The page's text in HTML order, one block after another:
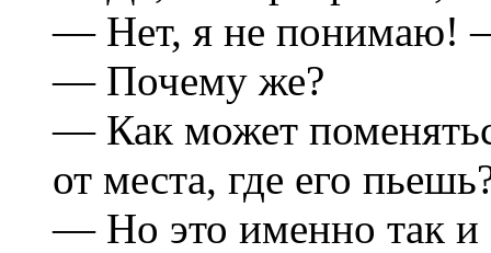
— Нет, я не понимаю!
— Почему же?
— Как может
от места, где его
— Но это именно так и